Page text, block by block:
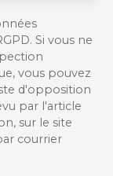
Si vous ne
vous pouvez
d'opposition
par l'article
sur le site
courrier